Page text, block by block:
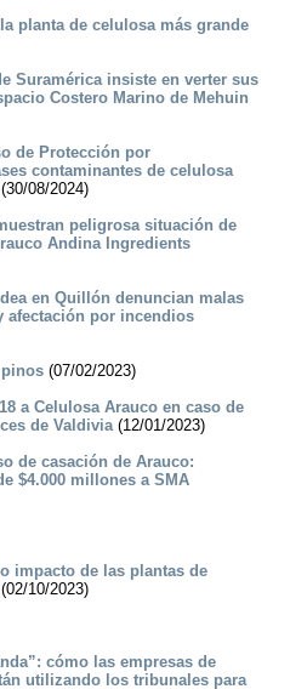
planta de celulosa más grande
Suramérica insiste en verter sus
Costero Marino de Mehuin
de Protección por
contaminantes de celulosa
(30/08/2024)
peligrosa situación de
Andina Ingredients
en Quillón denuncian malas
afectación por incendios
(07/02/2023)
a Celulosa Arauco en caso de
de Valdivia(12/01/2023)
de casación de Arauco:
$4.000 millones a SMA
impacto de las plantas de
10/2023)
cómo las empresas de
utilizando los tribunales para